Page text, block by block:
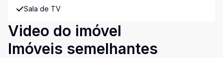
Sala de TV
Video do imóvel
Imóveis semelhantes